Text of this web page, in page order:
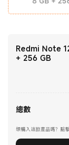
Redmi Note
+ 256 GB
總數
想購入這款產品嗎？點